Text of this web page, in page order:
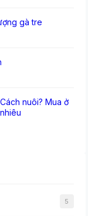
gà tre
nuôi? Mua ở
5